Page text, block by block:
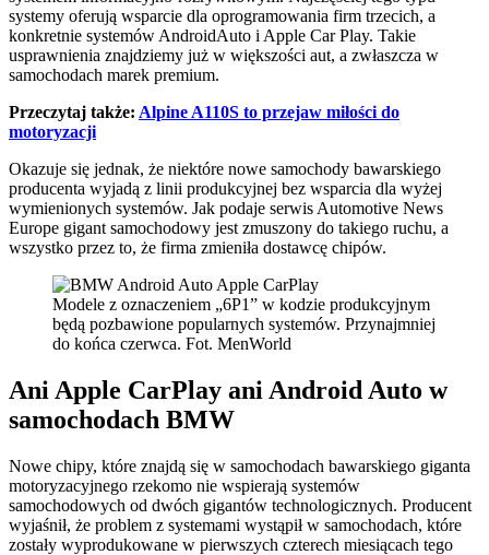
systemy oferują wsparcie dla oprogramowania firm trzecich, a
konkretnie systemów AndroidAuto i Apple Car Play. Takie
usprawnienia znajdziemy już w większości aut, a zwłaszcza w
samochodach marek premium.
Przeczytaj także: Alpine A110S to przejaw miłości do
motoryzacji
Okazuje się jednak, że niektóre nowe samochody bawarskiego
producenta wyjadą z linii produkcyjnej bez wsparcia dla wyżej
wymienionych systemów. Jak podaje serwis Automotive News
Europe gigant samochodowy jest zmuszony do takiego ruchu, a
wszystko przez to, że firma zmieniła dostawcę chipów.
Modele z oznaczeniem „6P1” w kodzie produkcyjnym
będą pozbawione popularnych systemów. Przynajmniej
do końca czerwca. Fot. MenWorld
Ani Apple CarPlay ani Android Auto w
samochodach BMW
Nowe chipy, które znajdą się w samochodach bawarskiego giganta
motoryzacyjnego rzekomo nie wspierają systemów
samochodowych od dwóch gigantów technologicznych. Producent
wyjaśnił, że problem z systemami wystąpił w samochodach, które
zostały wyprodukowane w pierwszych czterech miesiącach tego